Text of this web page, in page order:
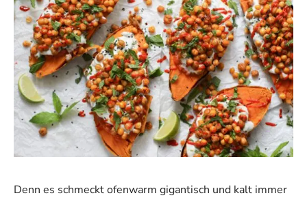
Denn es schmeckt ofenwarm gigantisch und kalt immer